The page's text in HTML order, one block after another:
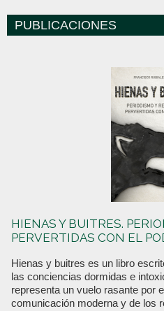
PUBLICACIONES
HIENAS Y BUITRES.
PERVERTIDAS CON EL
Hienas y buitres es un libro
las conciencias dormidas e
representa un vuelo rasante por
comunicación moderna y de los